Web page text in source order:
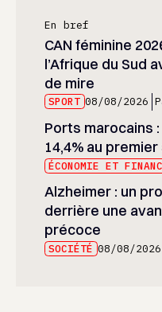
En bref
CAN féminine
l’Afrique du Sud
de mire
SPORT 08/08/2026
Ports marocains
14,4% au
ÉCONOMIE ET
Alzheimer : un
derrière une
précoce
SOCIÉTÉ 08/08/2026